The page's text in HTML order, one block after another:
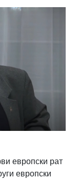
европски рат
европски